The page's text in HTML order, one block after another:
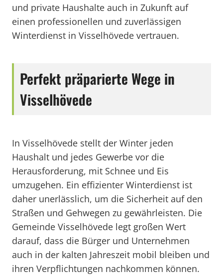
und private Haushalte auch in Zukunft auf
einen professionellen und zuverlässigen
Winterdienst in Visselhövede vertrauen.
Perfekt präparierte Wege in
Visselhövede
In Visselhövede stellt der Winter jeden
Haushalt und jedes Gewerbe vor die
Herausforderung, mit Schnee und Eis
umzugehen. Ein effizienter Winterdienst ist
daher unerlässlich, um die Sicherheit auf den
Straßen und Gehwegen zu gewährleisten. Die
Gemeinde Visselhövede legt großen Wert
darauf, dass die Bürger und Unternehmen
auch in der kalten Jahreszeit mobil bleiben und
ihren Verpflichtungen nachkommen können.